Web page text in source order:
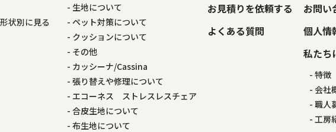
状別に見る
生地について
ペット対策について
クッションについて
その他
カッシーナ/Cassina
張り替えや修理について
エコーネス ストレスレスチェア
合皮生地について
布生地について
お見積りを依頼する
よくある質問
お問い
個人情
私たち
特徴
会社
職人
工房